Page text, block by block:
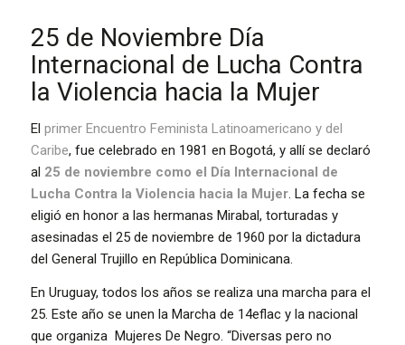
25 de Noviembre Día
Internacional de Lucha Contra
la Violencia hacia la Mujer
El primer Encuentro Feminista Latinoamericano y del
Caribe, fue celebrado en 1981 en Bogotá, y allí se declaró
al 25 de noviembre como el Día Internacional de
Lucha Contra la Violencia hacia la Mujer. La fecha se
eligió en honor a las hermanas Mirabal, torturadas y
asesinadas el 25 de noviembre de 1960 por la dictadura
del General Trujillo en República Dominicana.
En Uruguay, todos los años se realiza una marcha para el
25. Este año se unen la Marcha de 14eflac y la nacional
que organiza Mujeres De Negro. “Diversas pero no